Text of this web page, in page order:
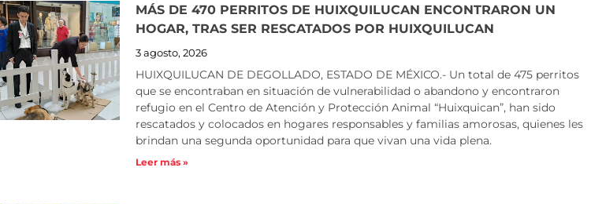
MÁS DE 470 PERRITOS DE HUIXQUILUCAN ENCONTRARON UN
HOGAR, TRAS SER RESCATADOS POR HUIXQUILUCAN
3 agosto, 2026
HUIXQUILUCAN DE DEGOLLADO, ESTADO DE MÉXICO.- Un total de 475 perritos
que se encontraban en situación de vulnerabilidad o abandono y encontraron
refugio en el Centro de Atención y Protección Animal “Huixquican”, han sido
rescatados y colocados en hogares responsables y familias amorosas, quienes les
brindan una segunda oportunidad para que vivan una vida plena.
Leer más »